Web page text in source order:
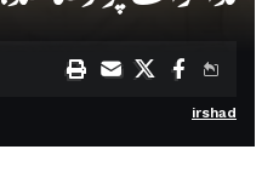
irshad